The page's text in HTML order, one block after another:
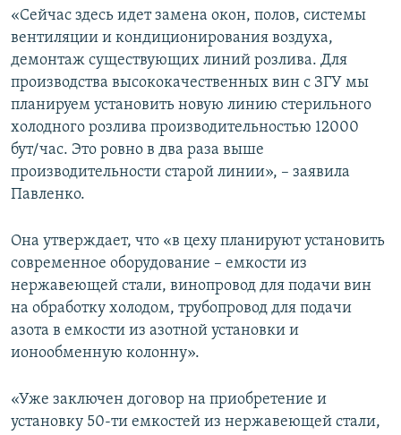
«Сейчас здесь идет замена окон, полов, системы
вентиляции и кондиционирования воздуха,
демонтаж существующих линий розлива. Для
производства высококачественных вин с ЗГУ мы
планируем установить новую линию стерильного
холодного розлива производительностью 12000
бут/час. Это ровно в два раза выше
производительности старой линии», – заявила
Павленко.
Она утверждает, что «в цеху планируют установить
современное оборудование – емкости из
нержавеющей стали, винопровод для подачи вин
на обработку холодом, трубопровод для подачи
азота в емкости из азотной установки и
ионообменную колонну».
«Уже заключен договор на приобретение и
установку 50-ти емкостей из нержавеющей стали,